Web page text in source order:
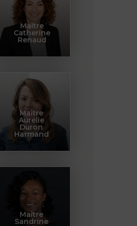
Maître
Catherine
Renaud
Maître
Aurélie
Duron
Harmand
Maître
Sandrine